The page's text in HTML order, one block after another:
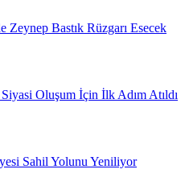
Zeynep Bastık Rüzgarı Esecek
Oluşum İçin İlk Adım Atıldı
Sahil Yolunu Yeniliyor